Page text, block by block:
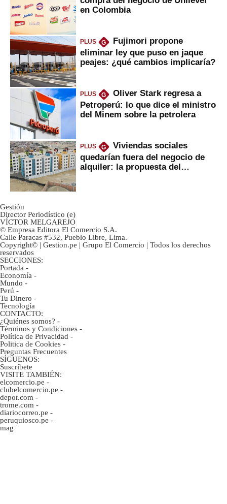
en Colombia
PLUS G
Fujimori propone
eliminar ley que puso en jaque
peajes: ¿qué cambios implicaría?
PLUS G
Oliver Stark regresa a
Petroperú: lo que dice el ministro
del Minem sobre la petrolera
PLUS G
Viviendas sociales
quedarían fuera del negocio de
alquiler: la propuesta del
Gestión
Director Periodístico (e)
VÍCTOR MELGAREJO
© Empresa Editora El Comercio S.A.
Calle Paracas #532, Pueblo Libre, Lima.
Copyright© | Gestion.pe | Grupo El Comercio | Todos los derechos
reservados
SECCIONES:
Portada -
Economía -
Mundo -
Perú -
Tu Dinero -
Tecnología
CONTACTO:
¿Quiénes somos? -
Términos y Condiciones -
Política de Privacidad -
Politica de Cookies -
Preguntas Frecuentes
SÍGUENOS:
Suscríbete
VISITE TAMBIÉN:
elcomercio.pe -
clubelcomercio.pe -
depor.com -
trome.com -
diariocorreo.pe -
peruquiosco.pe -
mag